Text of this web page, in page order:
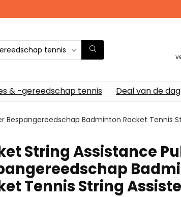
tennis
& -gereedschap tennis Deal van de dag
Bespangereedschap Badminton Racket Tennis
String Assistance
Tennis String